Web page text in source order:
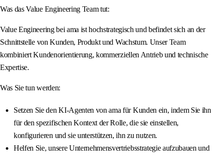
Was das Value Engineering Team tut:
Value Engineering bei ama ist hochstrategisch und befindet sich an der
Schnittstelle von Kunden, Produkt und Wachstum. Unser Team
kombiniert Kundenorientierung, kommerziellen Antrieb und technische
Expertise.
Was Sie tun werden:
Setzen Sie den KI-Agenten von ama für Kunden ein, indem Sie ihn
für den spezifischen Kontext der Rolle, die sie einstellen,
konfigurieren und sie unterstützen, ihn zu nutzen.
Helfen Sie, unsere Unternehmensvertriebsstrategie aufzubauen und